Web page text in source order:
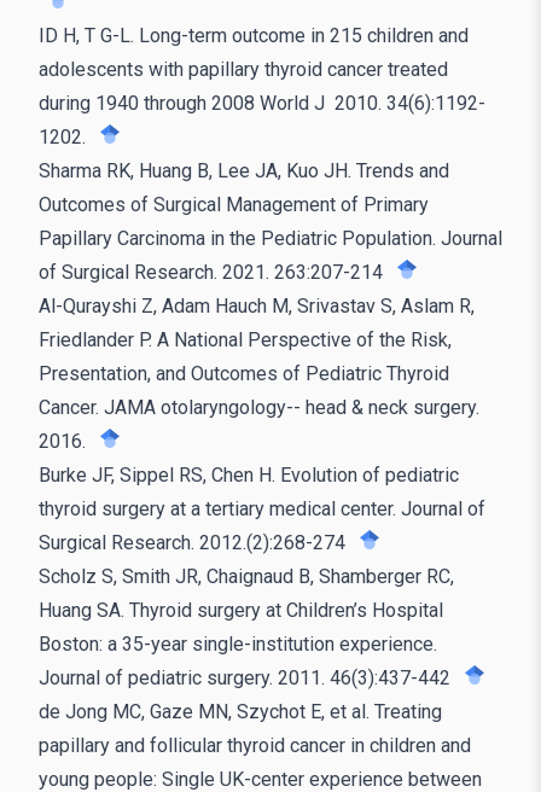
ID H, T G-L. Long-term outcome in 215 children and
adolescents with papillary thyroid cancer treated
during 1940 through 2008 World J 2010. 34(6):1192-
1202.
Sharma RK, Huang B, Lee JA, Kuo JH. Trends and
Outcomes of Surgical Management of Primary
Papillary Carcinoma in the Pediatric Population. Journal
of Surgical Research. 2021. 263:207-214
Al-Qurayshi Z, Adam Hauch M, Srivastav S, Aslam R,
Friedlander P. A National Perspective of the Risk,
Presentation, and Outcomes of Pediatric Thyroid
Cancer. JAMA otolaryngology-- head & neck surgery.
2016.
Burke JF, Sippel RS, Chen H. Evolution of pediatric
thyroid surgery at a tertiary medical center. Journal of
Surgical Research. 2012.(2):268-274
Scholz S, Smith JR, Chaignaud B, Shamberger RC,
Huang SA. Thyroid surgery at Children’s Hospital
Boston: a 35-year single-institution experience.
Journal of pediatric surgery. 2011. 46(3):437-442
de Jong MC, Gaze MN, Szychot E, et al. Treating
papillary and follicular thyroid cancer in children and
young people: Single UK-center experience between